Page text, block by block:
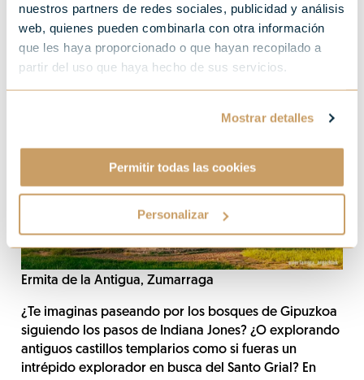
nuestros partners de redes sociales, publicidad y análisis
web, quienes pueden combinarla con otra información
que les haya proporcionado o que hayan recopilado a
partir del uso que haya hecho de sus servicios.
Mostrar detalles
Permitir todas las cookies
Personalizar
Ermita de la Antigua, Zumarraga
¿Te imaginas paseando por los bosques de Gipuzkoa
siguiendo los pasos de Indiana Jones? ¿O explorando
antiguos castillos templarios como si fueras un
intrépido explorador en busca del Santo Grial? En